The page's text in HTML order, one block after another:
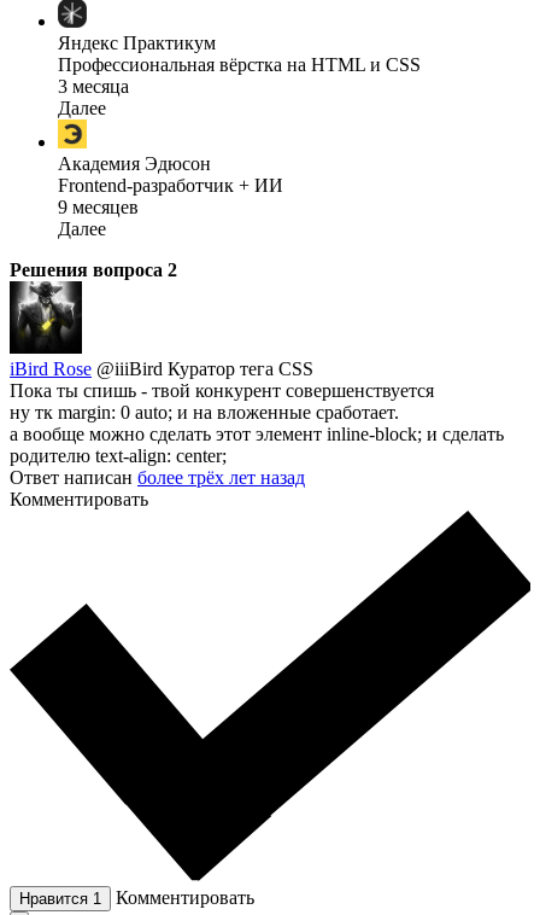
Яндекс Практикум
Профессиональная вёрстка на HTML и CSS
3 месяца
Далее
Академия Эдюсон
Frontend-разработчик + ИИ
9 месяцев
Далее
Решения вопроса 2
iBird Rose @iiiBird Куратор тега CSS
Пока ты спишь - твой конкурент совершенствуется
ну тк margin: 0 auto; и на вложенные сработает.
а вообще можно сделать этот элемент inline-block; и сделать
родителю text-align: center;
Ответ написан более трёх лет назад
Комментировать
Нравится 1 Комментировать